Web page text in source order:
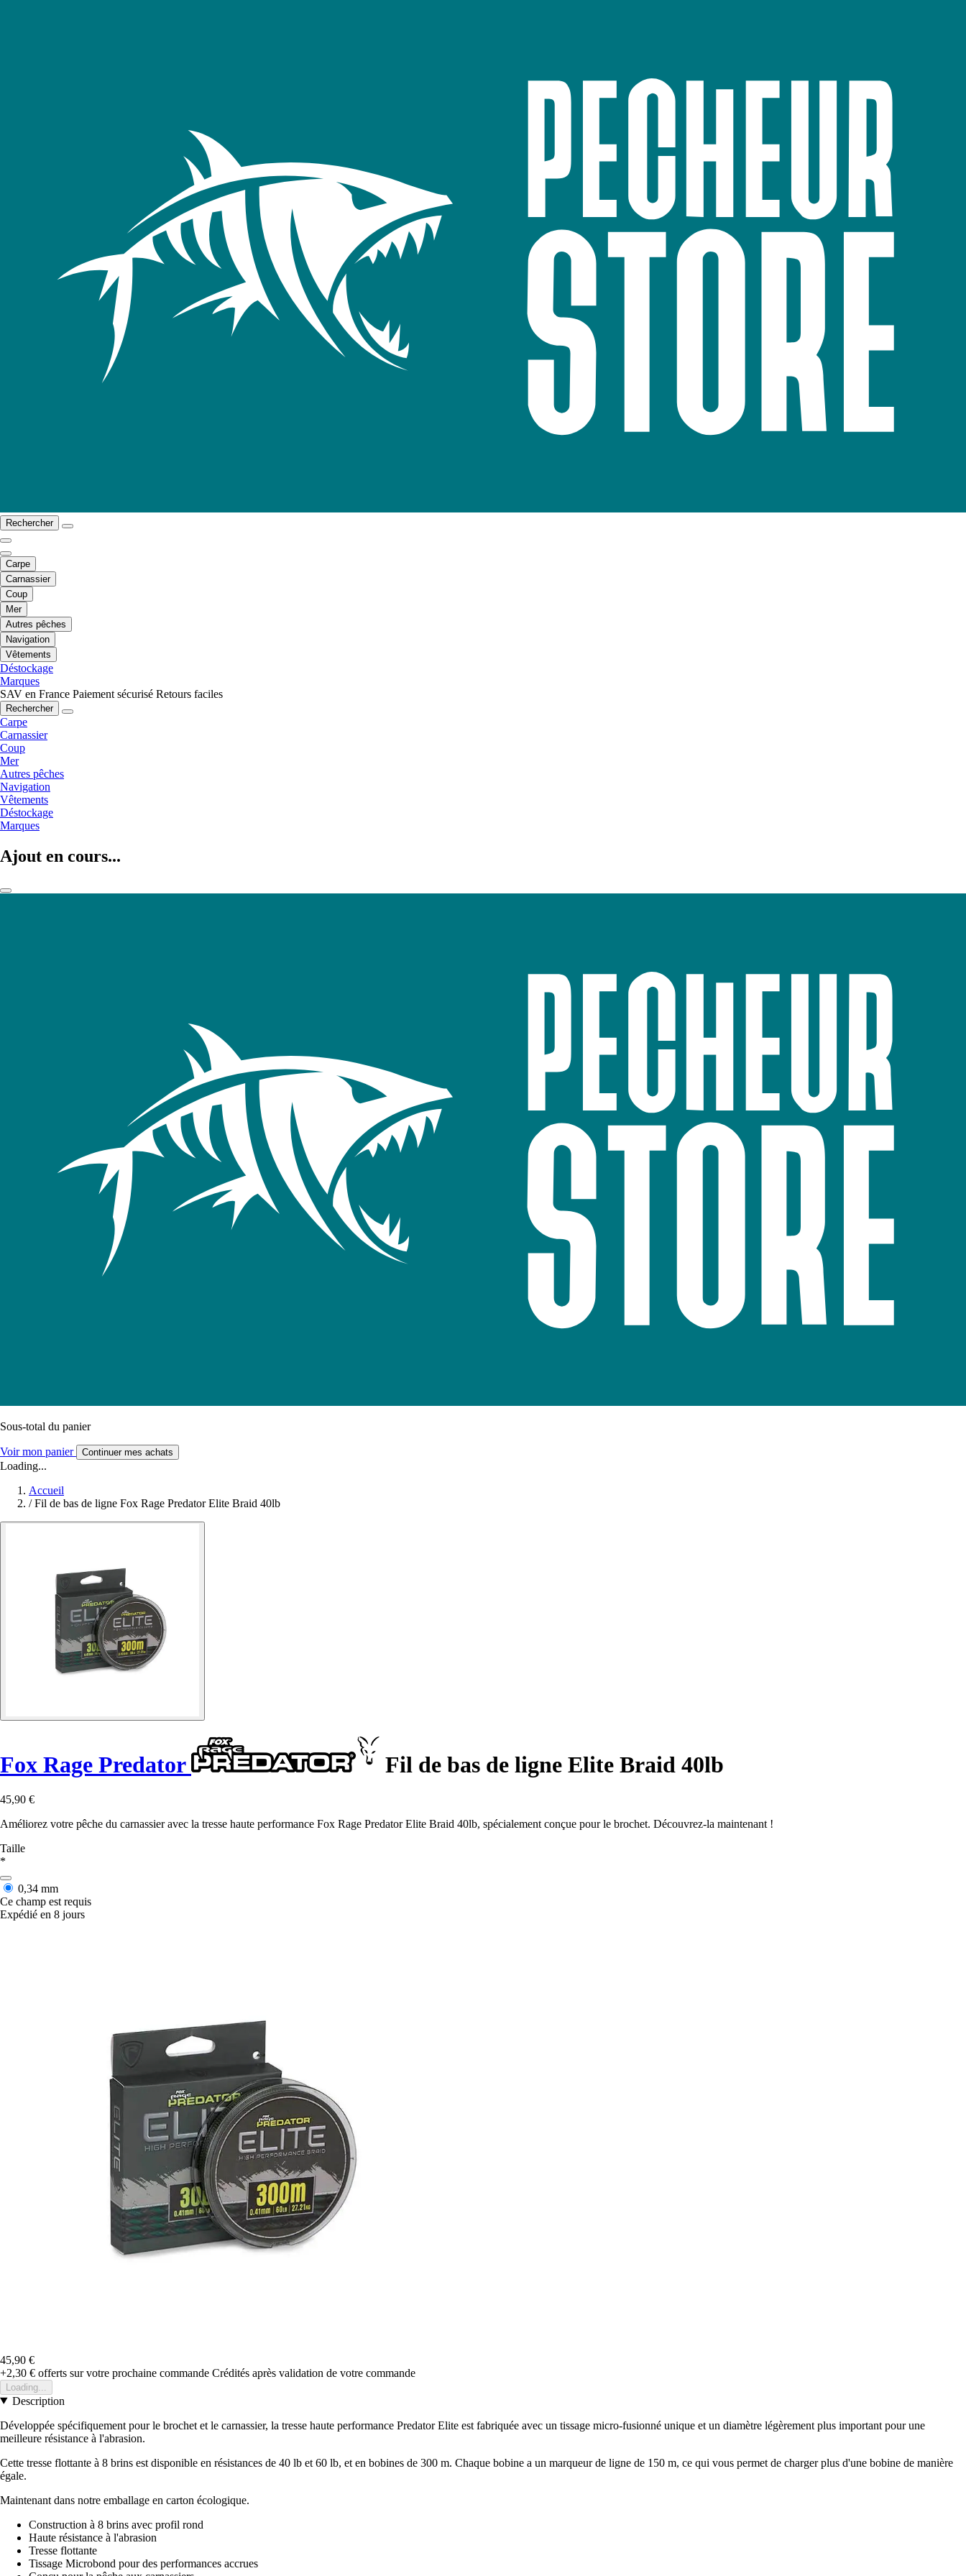
Rechercher
Carpe
Carnassier
Coup
Mer
Autres pêches
Navigation
Vêtements
Déstockage
Marques
SAV en France Paiement sécurisé Retours faciles
Rechercher
Carpe
Carnassier
Coup
Mer
Autres pêches
Navigation
Vêtements
Déstockage
Marques
Ajout en cours...
Sous-total du panier
Voir mon panier Continuer mes achats
Loading...
Accueil
/ Fil de bas de ligne Fox Rage Predator Elite Braid 40lb
Fox Rage Predator Fil de bas de ligne Elite Braid 40lb
45,90 €
Améliorez votre pêche du carnassier avec la tresse haute performance Fox Rage Predator Elite Braid 40lb, spécialement conçue pour le brochet. Découvrez-la maintenant !
Taille
*
0,34 mm
Ce champ est requis
Expédié en 8 jours
45,90 €
+2,30 € offerts sur votre prochaine commande Crédités après validation de votre commande
Loading...
Description
Développée spécifiquement pour le brochet et le carnassier, la tresse haute performance Predator Elite est fabriquée avec un tissage micro-fusionné unique et un diamètre légèrement plus important pour une
meilleure résistance à l'abrasion.
Cette tresse flottante à 8 brins est disponible en résistances de 40 lb et 60 lb, et en bobines de 300 m. Chaque bobine a un marqueur de ligne de 150 m, ce qui vous permet de charger plus d'une bobine de manière
égale.
Maintenant dans notre emballage en carton écologique.
Construction à 8 brins avec profil rond
Haute résistance à l'abrasion
Tresse flottante
Tissage Microbond pour des performances accrues